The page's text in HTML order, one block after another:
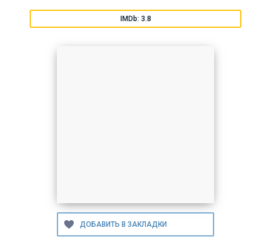
IMDb: 3.8